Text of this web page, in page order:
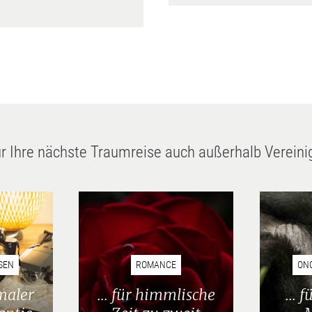
Ihre nächste Traumreise auch außerhalb
ROMANCE
... für himmlische
...